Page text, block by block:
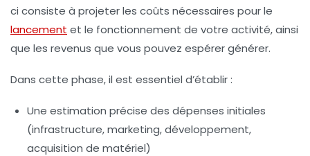
ci consiste à projeter les coûts nécessaires pour le
lancement et le fonctionnement de votre activité, ainsi
que les revenus que vous pouvez espérer générer.
Dans cette phase, il est essentiel d’établir :
Une estimation précise des dépenses initiales
(infrastructure, marketing, développement,
acquisition de matériel)